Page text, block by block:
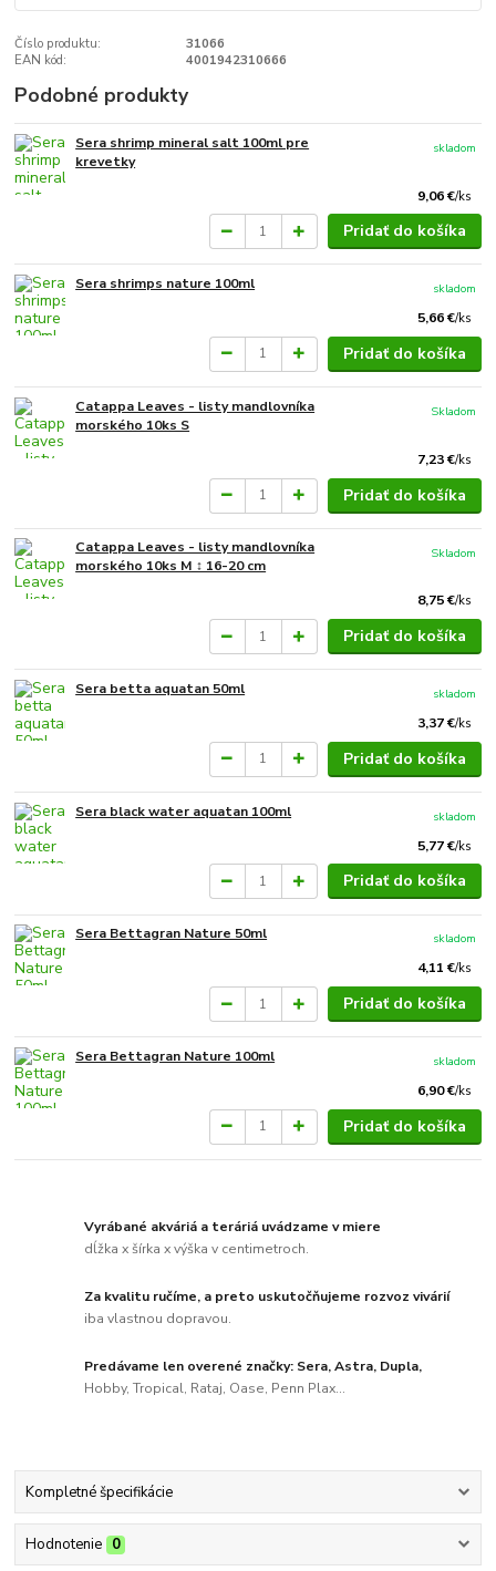
Číslo produktu:
31066
EAN kód:
4001942310666
Podobné produkty
Sera shrimp mineral salt 100ml pre
krevetky
9,06 €/ks
skladom
Pridať do košíka
Sera shrimps nature 100ml
5,66 €/ks
skladom
Pridať do košíka
Catappa Leaves - listy mandlovníka
morského 10ks S
7,23 €/ks
Skladom
Pridať do košíka
Catappa Leaves - listy mandlovníka
morského 10ks M ↕ 16-20 cm
8,75 €/ks
Skladom
Pridať do košíka
Sera betta aquatan 50ml
3,37 €/ks
skladom
Pridať do košíka
Sera black water aquatan 100ml
5,77 €/ks
skladom
Pridať do košíka
Sera Bettagran Nature 50ml
4,11 €/ks
skladom
Pridať do košíka
Sera Bettagran Nature 100ml
6,90 €/ks
skladom
Pridať do košíka
Vyrábané akváriá a teráriá uvádzame v miere
dĺžka x šírka x výška v centimetroch.
Za kvalitu ručíme, a preto uskutočňujeme rozvoz vivárií
iba vlastnou dopravou.
Predávame len overené značky: Sera, Astra, Dupla,
Hobby, Tropical, Rataj, Oase, Penn Plax...
Kompletné špecifikácie
Hodnotenie 0